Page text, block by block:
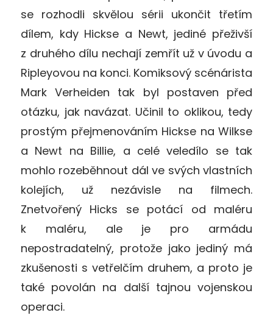
se rozhodli skvělou sérii ukončit třetím
dílem, kdy Hickse a Newt, jediné přeživší
z druhého dílu nechají zemřít už v úvodu a
Ripleyovou na konci. Komiksový scénárista
Mark Verheiden tak byl postaven před
otázku, jak navázat. Učinil to oklikou, tedy
prostým přejmenováním Hickse na Wilkse
a Newt na Billie, a celé veledílo se tak
mohlo rozeběhnout dál ve svých vlastních
kolejích, už nezávisle na filmech.
Znetvořený Hicks se potácí od maléru
k maléru, ale je pro armádu
nepostradatelný, protože jako jediný má
zkušenosti s vetřelčím druhem, a proto je
také povolán na další tajnou vojenskou
operaci.